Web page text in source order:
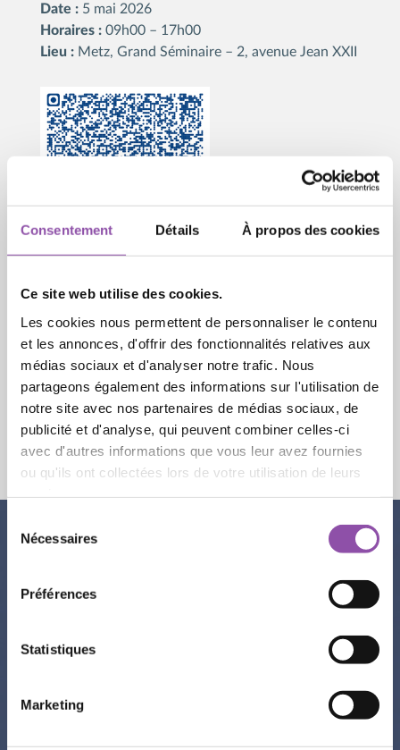
Consentement Détails À propos des cookies
Ce site web utilise des cookies.
Les cookies nous permettent de personnaliser le contenu
et les annonces, d'offrir des fonctionnalités relatives aux
médias sociaux et d'analyser notre trafic. Nous
partageons également des informations sur l'utilisation de
notre site avec nos partenaires de médias sociaux, de
publicité et d'analyse, qui peuvent combiner celles-ci
avec d'autres informations que vous leur avez fournies
ou qu'ils ont collectées lors de votre utilisation de leurs
Nécessaires
Préférences
Statistiques
Marketing
Date :5 mai 2026
Horaires : 09h00 – 17h00
Lieu :Metz, Grand Séminaire – 2, avenue Jean XXII